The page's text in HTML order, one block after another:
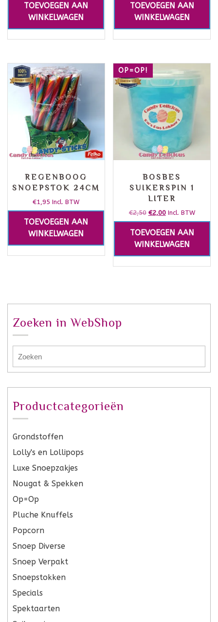
TOEVOEGEN AAN
WINKELWAGEN
TOEVOEGEN AAN
WINKELWAGEN
REGENBOOG
SNOEPSTOK 24CM
€1,95 Incl. BTW
TOEVOEGEN AAN
WINKELWAGEN
OP=OP!
BOSBES
SUIKERSPIN 1
LITER
€2,50 €2,00 Incl. BTW
TOEVOEGEN AAN
WINKELWAGEN
Zoeken in WebShop
Productcategorieën
Grondstoffen
Lolly's en Lollipops
Luxe Snoepzakjes
Nougat & Spekken
Op=Op
Pluche Knuffels
Popcorn
Snoep Diverse
Snoep Verpakt
Snoepstokken
Specials
Spektaarten